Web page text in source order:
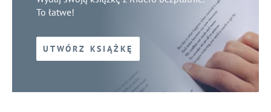
To łatwe!
UTWÓRZ KSIĄŻKĘ